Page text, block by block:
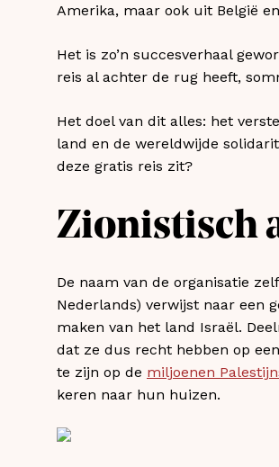
Amerika, maar ook uit België
Het is zo’n succesverhaal
reis al achter de rug heeft,
Het doel van dit alles: het
land en de wereldwijde
deze gratis reis zit?
Zionistisch
De naam van de organisatie
Nederlands) verwijst naar een
maken van het land Israël.
dat ze dus recht hebben op
te zijn op de miljoenen
keren naar hun huizen.